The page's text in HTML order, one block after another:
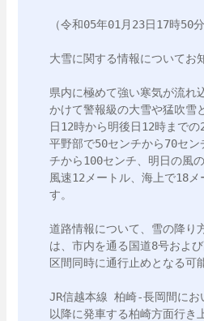
（令和05年01月23日17時50分
大雪に関する情報についてお
県内に極めて強い寒気が流れ
かけて警報級の大雪や猛吹雪
日12時から明後日12時までの
平野部で50センチから70セン
チから100センチ、明日の風
風速12メートル、海上で18メ
す。
道路情報について、雪の降り
は、市内を通る国道8号およ
区間同時に通行止めとなる可
JR信越本線 柏崎-長岡間にお
以降に発車する柏崎方面行き